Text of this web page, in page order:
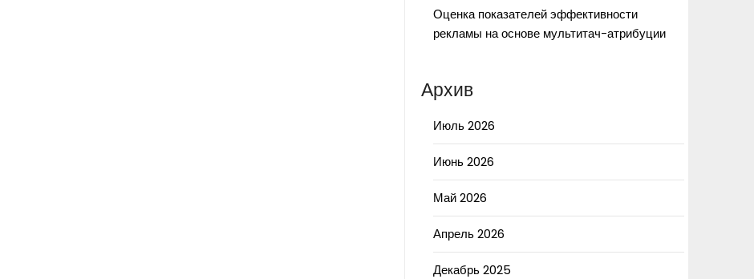
Оценка показателей эффективности
рекламы на основе мультитач-атрибуции
Архив
Июль 2026
Июнь 2026
Май 2026
Апрель 2026
Декабрь 2025